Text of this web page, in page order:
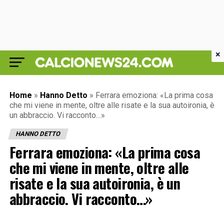
Home » Hanno Detto » Ferrara emoziona: «La prima cosa
che mi viene in mente, oltre alle risate e la sua autoironia, è
un abbraccio. Vi racconto…»
HANNO DETTO
Ferrara emoziona: «La prima cosa
che mi viene in mente, oltre alle
risate e la sua autoironia, è un
abbraccio. Vi racconto…»
×